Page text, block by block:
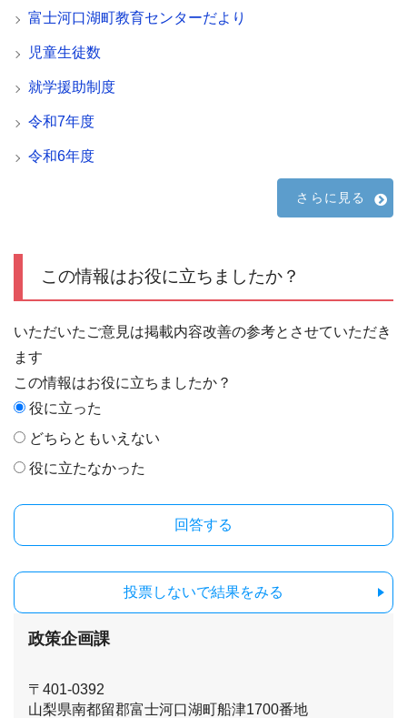
富士河口湖町教育センターだより
児童生徒数
就学援助制度
令和7年度
令和6年度
さらに見る
この情報はお役に立ちましたか？
いただいたご意見は掲載内容改善の参考とさせていただき
ます
この情報はお役に立ちましたか？
役に立った
どちらともいえない
役に立たなかった
投票しないで結果をみる
政策企画課
〒401-0392
山梨県南都留郡富士河口湖町船津1700番地